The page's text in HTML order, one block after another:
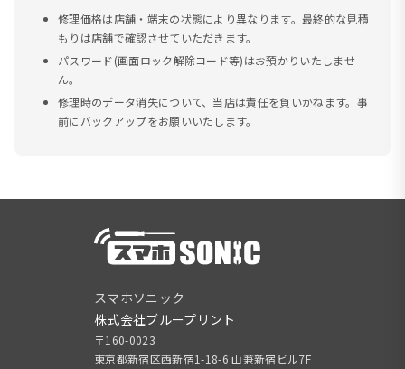
修理価格は店舗・端末の状態により異なります。最終的な見積
もりは店舗で確認させていただきます。
パスワード(画面ロック解除コード等)はお預かりいたしませ
ん。
修理時のデータ消失について、当店は責任を負いかねます。事
前にバックアップをお願いいたします。
スマホソニック
株式会社ブループリント
〒160-0023
東京都新宿区西新宿1-18-6 山兼新宿ビル7F